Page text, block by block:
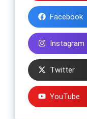
Facebook
Instagram
Twitter
YouTube